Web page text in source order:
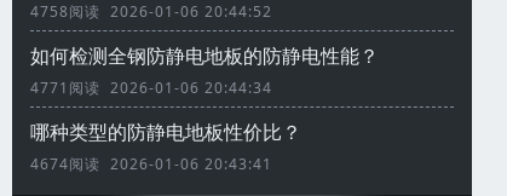
4758阅读 2026-01-06 20:44:52
如何检测全钢防静电地板的防静电性能？
4771阅读 2026-01-06 20:44:34
哪种类型的防静电地板性价比？
4674阅读 2026-01-06 20:43:41